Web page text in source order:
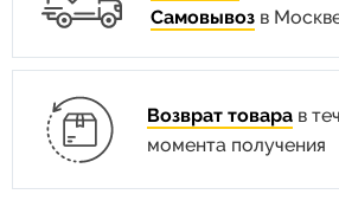
Самовывоз в
Возврат товарав
момента получения